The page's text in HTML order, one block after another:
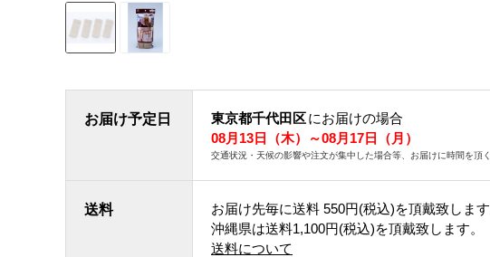
お届け予定日 東京都千代田区にお届けの場合
08月13日（木）～08月17日（月）
交通状況・天候の影響や注文が集中した場合等、お届けに時間を頂
送料 お届け先毎に送料 550円(税込)を頂戴致します
沖縄県は送料1,100円(税込)を頂戴致します。
送料について